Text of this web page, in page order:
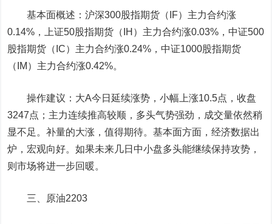
基本面概述：沪深300股指期货（IF）主力合约涨
0.14%，上证50股指期货（IH）主力合约涨0.03%，中证500
股指期货（IC）主力合约涨0.24%，中证1000股指期货
（IM）主力合约涨0.42%。
操作建议：大A今日延续涨势，小幅上涨10.5点，收盘
3247点；主力连续推高较顺，多头气势强劲，成交量依然稍
显不足。补量的大涨，值得期待。基本面方面，经济数据出
炉，宏观向好。如果未来几日中小盘多头能继续保持攻势，
则市场将进一步回暖。
三、原油2203